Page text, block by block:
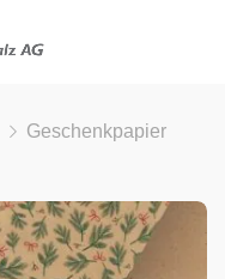
Geschenkpapier